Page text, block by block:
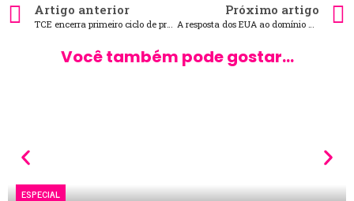
Artigo anterior Próximo artigo
Você também pode gostar...
ESPECIAL